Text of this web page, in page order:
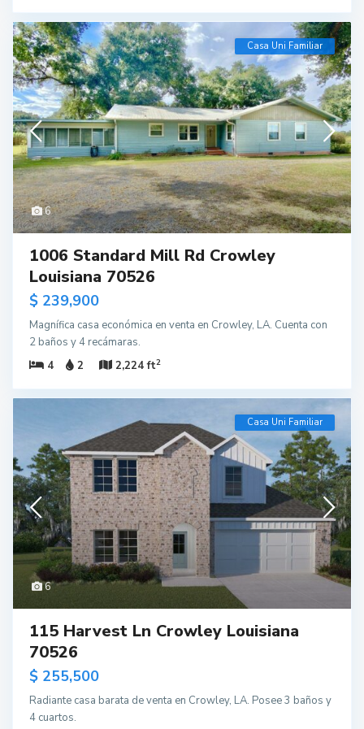
6
Casa Uni Familiar
1006 Standard Mill Rd Crowley
Louisiana 70526
$ 239,900
Magnífica casa económica en venta en Crowley, LA. Cuenta con
2 baños y 4 recámaras.
4
2 2,224 ft2
6
Casa Uni Familiar
115 Harvest Ln Crowley Louisiana
70526
$ 255,500
Radiante casa barata de venta en Crowley, LA. Posee 3 baños y
4 cuartos.